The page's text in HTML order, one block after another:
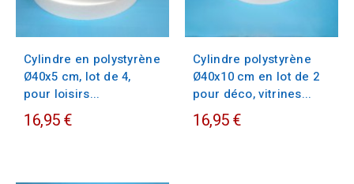
Cylindre en polystyrène
Ø40x5 cm, lot de 4,
pour loisirs...
16,95 €
Cylindre polystyrène
Ø40x10 cm en lot de 2
pour déco, vitrines...
16,95 €